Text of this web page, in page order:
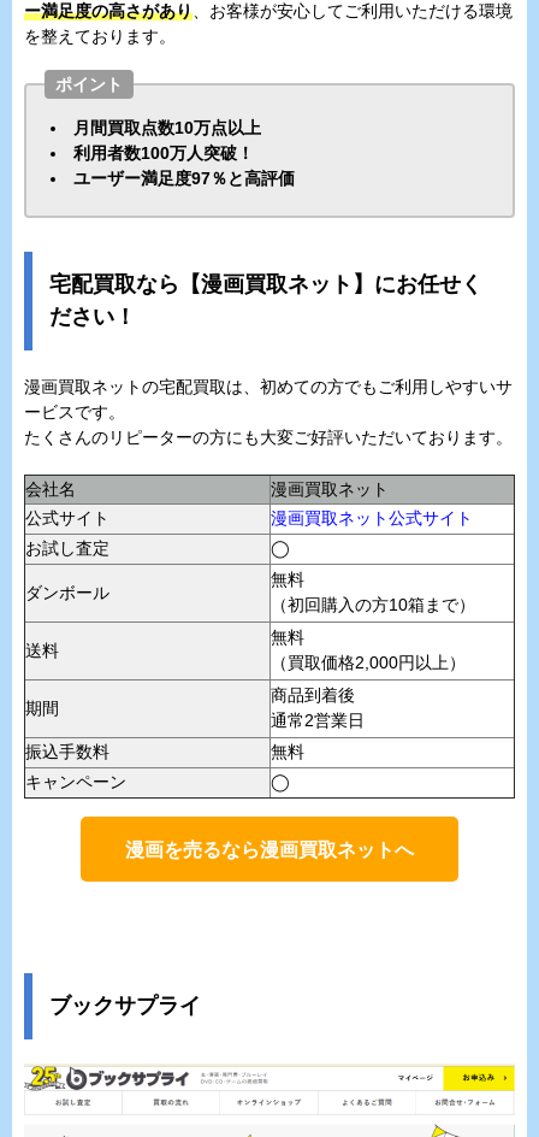
ー満足度の高さがあり 、お客様が安心してご利用いただける環境
を整えております。
ポイント
月間買取点数10万点以上
利用者数100万人突破！
ユーザー満足度97％と高評価
宅配買取なら【漫画買取ネット】にお任せく
ださい！
漫画買取ネットの宅配買取は、初めての方でもご利用しやすいサ
ービスです。
たくさんのリピーターの方にも大変ご好評いただいております。
会社名
漫画買取ネット
公式サイト
漫画買取ネット公式サイト
お試し査定
◯
ダンボール
無料
（初回購入の方10箱まで）
送料
無料
（買取価格2,000円以上）
期間
商品到着後
通常2営業日
振込手数料
無料
キャンペーン
◯
漫画を売るなら漫画買取ネットへ
ブックサプライ